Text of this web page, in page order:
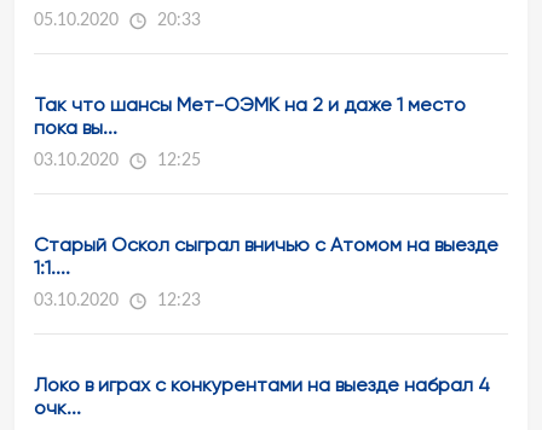
05.10.2020 20:33
Так что шансы Мет-ОЭМК на 2 и даже 1 место
пока вы...
03.10.2020 12:25
Старый Оскол сыграл вничью с Атомом на выезде
1:1....
03.10.2020 12:23
Локо в играх с конкурентами на выезде набрал 4
очк...